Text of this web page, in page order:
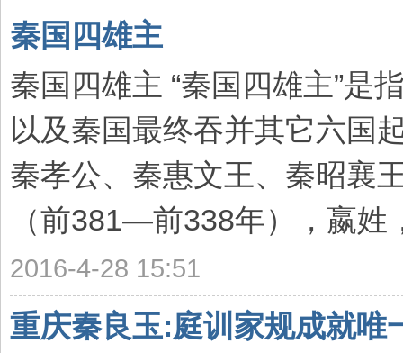
秦国四雄主
秦国四雄主 “秦国四雄主”是
以及秦国最终吞并其它六国
秦孝公、秦惠文王、秦昭襄
（前381—前338年），嬴姓
2016-4-28 15:51
重庆秦良玉:庭训家规成就唯